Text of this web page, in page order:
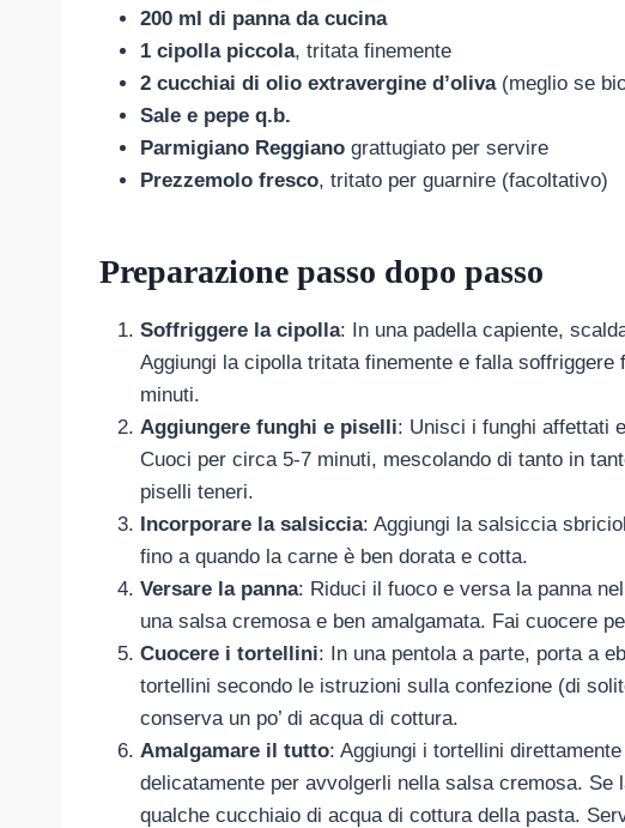
200 ml di panna da cucina
1 cipolla piccola, tritata finemente
2 cucchiai di olio extravergine d’oliva(meglio se
Sale e pepe q.b.
Parmigiano Reggiano grattugiato per servire
Prezzemolo fresco, tritato per guarnire (facoltativo)
Preparazione passo dopo passo
Soffriggere la cipolla: In una padella capiente,
Aggiungi la cipolla tritata finemente e falla
minuti.
Aggiungere funghi e piselli: Unisci i funghi affettati
Cuoci per circa 5-7 minuti, mescolando di tanto in
piselli teneri.
Incorporare la salsiccia: Aggiungi la salsiccia
fino a quando la carne è ben dorata e cotta.
Versare la panna: Riduci il fuoco e versa la panna
una salsa cremosa e ben amalgamata. Fai cuocere
Cuocere i tortellini: In una pentola a parte, porta a
tortellini secondo le istruzioni sulla confezione (di
conserva un po’ di acqua di cottura.
Amalgamare il tutto: Aggiungi i tortellini
delicatamente per avvolgerli nella salsa cremosa.
qualche cucchiaio di acqua di cottura della pasta.